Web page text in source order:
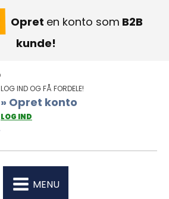
Opret en konto som B2B
kunde!
LOG IND OG FÅ FORDELE!
» Opret konto
LOG IND
MENU